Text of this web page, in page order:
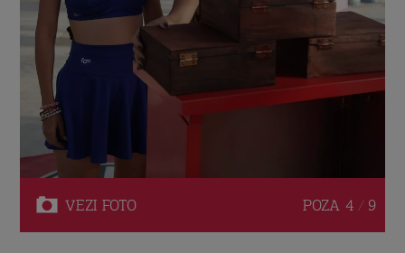
VEZI FOTO POZA 4 / 9